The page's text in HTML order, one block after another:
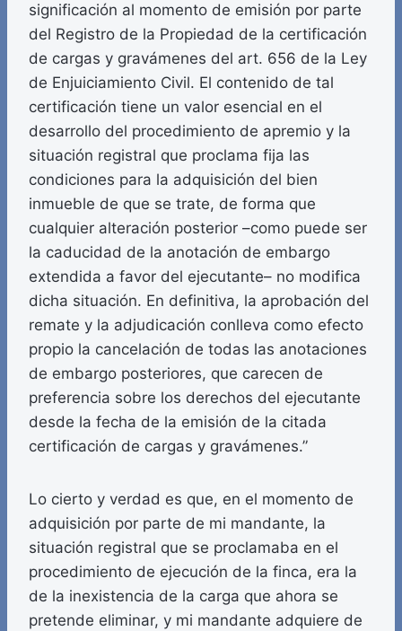
significación al momento de emisión por parte
del Registro de la Propiedad de la certificación
de cargas y gravámenes del art. 656 de la Ley
de Enjuiciamiento Civil. El contenido de tal
certificación tiene un valor esencial en el
desarrollo del procedimiento de apremio y la
situación registral que proclama fija las
condiciones para la adquisición del bien
inmueble de que se trate, de forma que
cualquier alteración posterior –como puede ser
la caducidad de la anotación de embargo
extendida a favor del ejecutante– no modifica
dicha situación. En definitiva, la aprobación del
remate y la adjudicación conlleva como efecto
propio la cancelación de todas las anotaciones
de embargo posteriores, que carecen de
preferencia sobre los derechos del ejecutante
desde la fecha de la emisión de la citada
certificación de cargas y gravámenes.”
Lo cierto y verdad es que, en el momento de
adquisición por parte de mi mandante, la
situación registral que se proclamaba en el
procedimiento de ejecución de la finca, era la
de la inexistencia de la carga que ahora se
pretende eliminar, y mi mandante adquiere de